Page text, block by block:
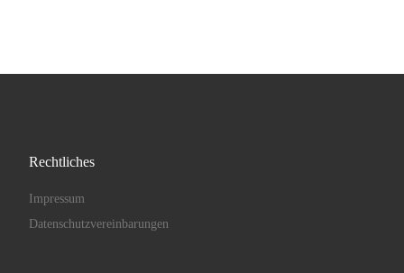
Rechtliches
Impressum
Datenschutzvereinbarungen